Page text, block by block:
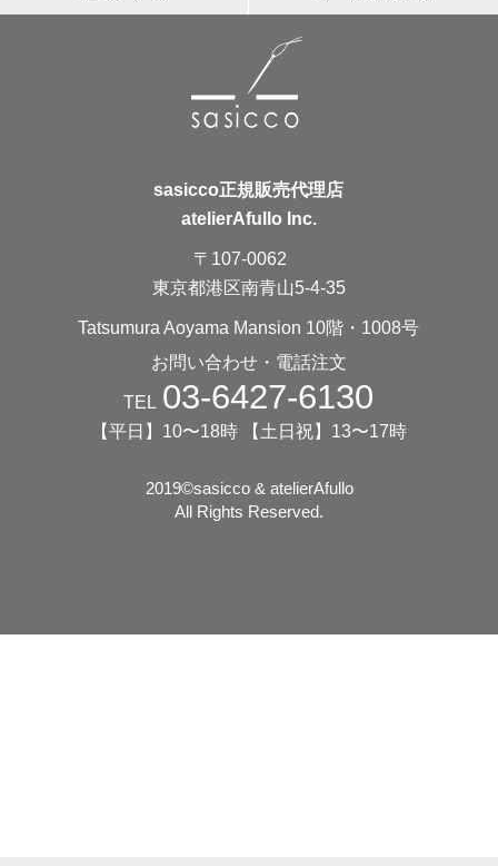
sasicco正規販売代理店
atelierAfullo Inc.
〒107-0062
東京都港区南青山5-4-35
Tatsumura Aoyama Mansion 10階・1008号
お問い合わせ・電話注文
TEL 03-6427-6130
【平日】10〜18時 【土日祝】13〜17時
2019©️sasicco & atelierAfullo
All Rights Reserved.